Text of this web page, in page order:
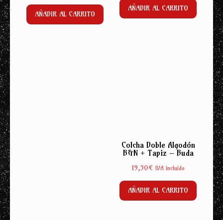
AÑADIR AL CARRITO
AÑADIR AL CARRITO
Colcha Doble Algodón
B&N + Tapiz – Buda
19,50€ IVA incluido
AÑADIR AL CARRITO